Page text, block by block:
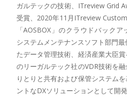
ガルテックの技術、ITreview Grid
受賞、2020年11月ITreview
「AOSBOX」のクラウドバック
システムメンテナンスソフト部門
たデータ管理技術、経済産業大臣
のリーガルテック社のVDR技術を
りとりと共有および保管システム
ントなDXソリューションとして開発